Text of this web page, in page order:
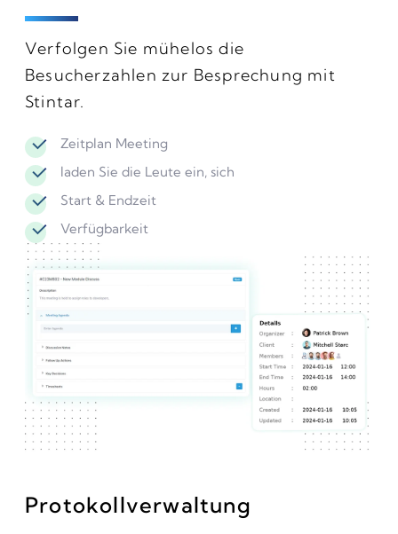
Verfolgen Sie mühelos die
Besucherzahlen zur Besprechung mit
Stintar.
Zeitplan Meeting
laden Sie die Leute ein, sich
Start & Endzeit
Verfügbarkeit
Protokollverwaltung